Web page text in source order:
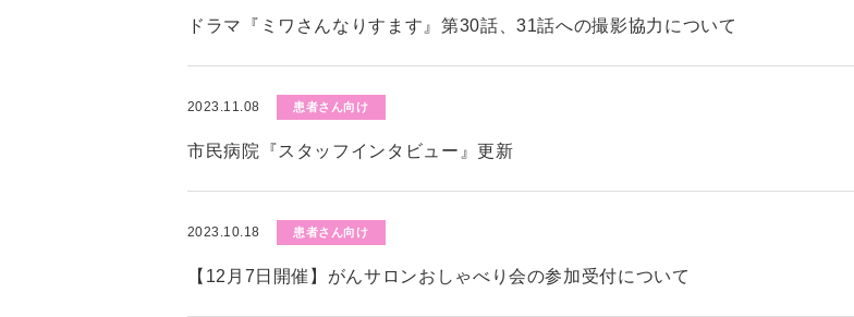
ドラマ『ミワさんなりすます』第30話、31話への撮影協力について
2023.11.08 患者さん向け
市民病院『スタッフインタビュー』更新
2023.10.18 患者さん向け
【12月7日開催】がんサロンおしゃべり会の参加受付について